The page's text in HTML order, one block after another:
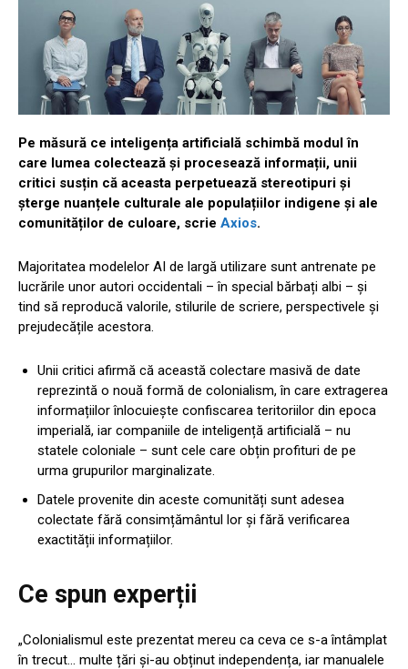
Pe măsură ce inteligența artificială schimbă modul în
care lumea colectează și procesează informații, unii
critici susțin că aceasta perpetuează stereotipuri și
șterge nuanțele culturale ale populațiilor indigene și ale
comunităților de culoare, scrie Axios.
Majoritatea modelelor AI de largă utilizare sunt antrenate pe
lucrările unor autori occidentali – în special bărbați albi – și
tind să reproducă valorile, stilurile de scriere, perspectivele și
prejudecățile acestora.
Unii critici afirmă că această colectare masivă de date
reprezintă o nouă formă de colonialism, în care extragerea
informațiilor înlocuiește confiscarea teritoriilor din epoca
imperială, iar companiile de inteligență artificială – nu
statele coloniale – sunt cele care obțin profituri de pe
urma grupurilor marginalizate.
Datele provenite din aceste comunități sunt adesea
colectate fără consimțământul lor și fără verificarea
exactității informațiilor.
Ce spun experții
„Colonialismul este prezentat mereu ca ceva ce s-a întâmplat
în trecut… multe țări și-au obținut independența, iar manualele